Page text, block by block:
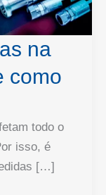
na
como
todo o
isso, é
[…]